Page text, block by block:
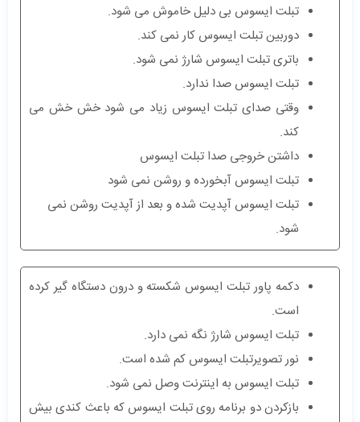
تبلت ایسوس بی دلیل خاموش می شود.
دوربین تبلت ایسوس کار نمی کند.
باتری تبلت ایسوس شارژ نمی شود.
تبلت ایسوس صدا ندارد.
وقتی صدای تبلت ایسوس زیاد می شود خش خش می
کند.
داشتن خروجی صدا تبلت ایسوس
تبلت ایسوس آبخورده و روشن نمی شود
تبلت ایسوس آپدیت شده و بعد از آپدیت روشن نمی
شود.
دکمه پاور تبلت ایسوس شکسته و درون دستگاه گیر کرده
است.
تبلت ایسوس شارژ نگه نمی دارد.
نور تصویرتبلت ایسوس کم شده است.
تبلت ایسوس به اینترنت وصل نمی شود.
بازکردن دو برنامه روی تبلت ایسوس که باعث کندی بیش